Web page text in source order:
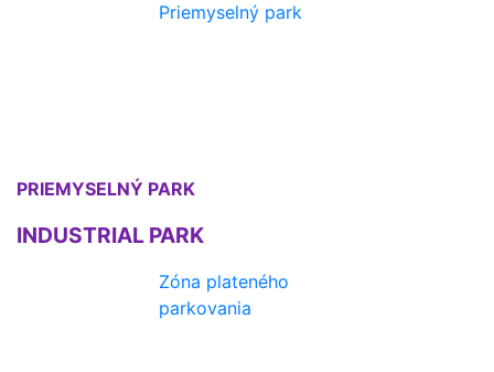
Priemyselný park
PRIEMYSELNÝ PARK
INDUSTRIAL PARK
Zóna plateného
parkovania